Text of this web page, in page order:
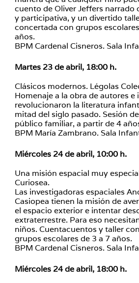
cuento de Oliver Jeffers narrado
y participativa, y un divertido
concertada con grupos
años.
BPM Cardenal Cisneros. Sala
Martes 23 de abril, 18:00 h.
Clásicos modernos. Légolas
Homenaje a la obra de autores
revolucionaron la literatura
mitad del siglo pasado. Sesión
público familiar, a partir de 4
BPM María Zambrano. Sala
Miércoles 24 de abril, 10:00 h.
Una misión espacial muy
Curiosea.
Las investigadoras espaciales
Casiopea tienen la misión de
el espacio exterior e intentar
extraterrestre. Para eso
niños. Cuentacuentos y taller
grupos escolares de 3 a 7 años.
BPM Cardenal Cisneros. Sala
Miércoles 24 de abril, 18:00 h.